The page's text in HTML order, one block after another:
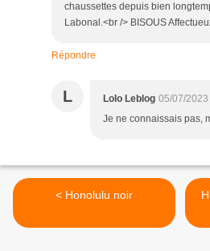
chaussettes depuis bien
Labonal.<br /> BISOUS
Répondre
L Lolo Leblog 05/07/2023
Je ne connaissais pas,
< Honolulu noir